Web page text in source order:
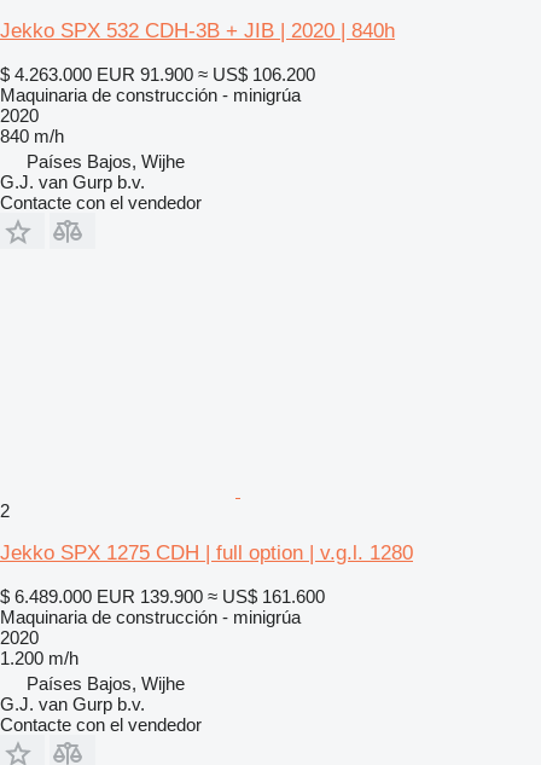
Jekko SPX 532 CDH-3B + JIB | 2020 | 840h
$ 4.263.000 EUR 91.900 ≈ US$ 106.200
Maquinaria de construcción - minigrúa
2020
840 m/h
Países Bajos, Wijhe
G.J. van Gurp b.v.
Contacte con el vendedor
2
Jekko SPX 1275 CDH | full option | v.g.l. 1280
$ 6.489.000 EUR 139.900 ≈ US$ 161.600
Maquinaria de construcción - minigrúa
2020
1.200 m/h
Países Bajos, Wijhe
G.J. van Gurp b.v.
Contacte con el vendedor